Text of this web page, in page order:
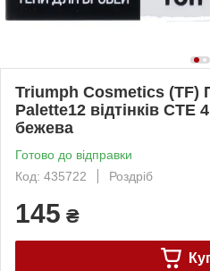
Triumph Cosmetics (TF)
Palette12 відтінків
бежева
Готово до відправки
Код: 435722
Роздріб
145 ₴